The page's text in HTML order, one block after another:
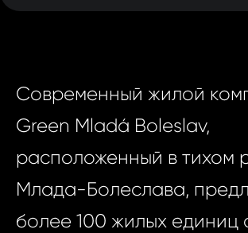
Современный жилой
Green Mladá Boleslav,
расположенный в тихом
Млада-Болеслава,
более 100 жилых единиц